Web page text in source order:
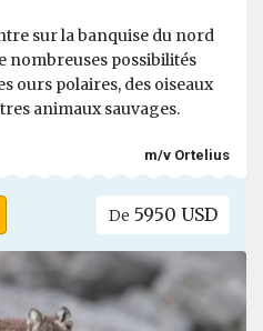
sur la banquise du nord
nombreuses possibilités
ours polaires, des oiseaux
animaux sauvages.
m/v Ortelius
De 5950 USD